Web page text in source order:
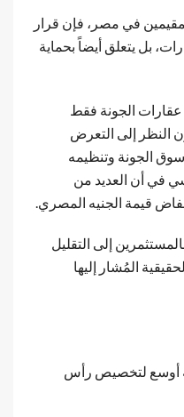
في مصر، فإن قرار
بل يتعلق أيضاً بحماية
الجونة فقط
النظر إلى التعرض
الجونة وتنظيمه
في أن العديد من
قيمة الجنيه المصري.
إلى التقليل
المُشار إليها
أوسع لتخصيص رأس